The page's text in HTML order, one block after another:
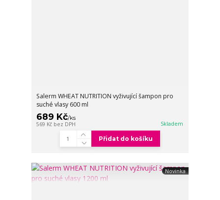
Salerm WHEAT NUTRITION vyživující šampon pro
suché vlasy 600 ml
689 Kč/ks
569 Kč bez DPH Skladem
Přidat do košíku
Novinka